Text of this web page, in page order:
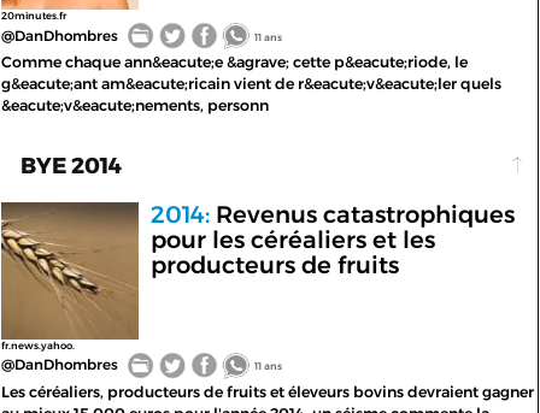
20minutes.fr
@DanDhombres 11 ans
Comme chaque ann&eacute;e &agrave; cette p&eacute;riode, le
g&eacute;ant am&eacute;ricain vient de r&eacute;v&eacute;ler quels
&eacute;v&eacute;nements, personn
BYE 2014
fr.news.yahoo.
2014:Revenus catastrophiques
pour les céréaliers et les
producteurs de fruits
@DanDhombres 11 ans
Les céréaliers, producteurs de fruits et éleveurs bovins devraient gagner